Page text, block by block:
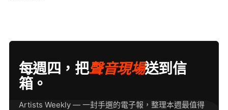
每週四，把聲音現場送到信
箱。
Artists Weekly — 一封手選的電子報，整理本週最值得